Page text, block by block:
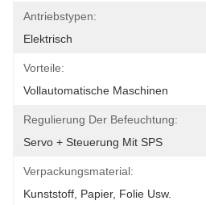
Antriebstypen:
Elektrisch
Vorteile:
Vollautomatische Maschinen
Regulierung Der Befeuchtung:
Servo + Steuerung Mit SPS
Verpackungsmaterial:
Kunststoff, Papier, Folie Usw.